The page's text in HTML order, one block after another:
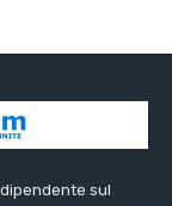
sul